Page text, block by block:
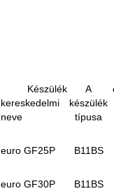
Készülék
kereskedelmi
neve
A
készülék
típusa
euro GF25P B11BS
euro GF30P B11BS